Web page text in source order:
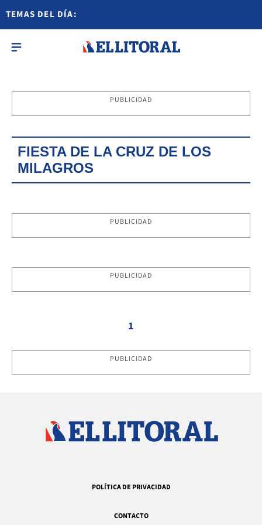
TEMAS DEL DÍA:
PUBLICIDAD
FIESTA DE LA CRUZ DE LOS
MILAGROS
PUBLICIDAD
PUBLICIDAD
1
PUBLICIDAD
POLÍTICA DE PRIVACIDAD
CONTACTO